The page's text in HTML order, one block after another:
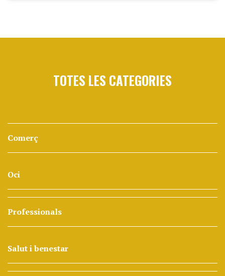
TOTES LES CATEGORIES
Comerç
Oci
Professionals
Salut i benestar